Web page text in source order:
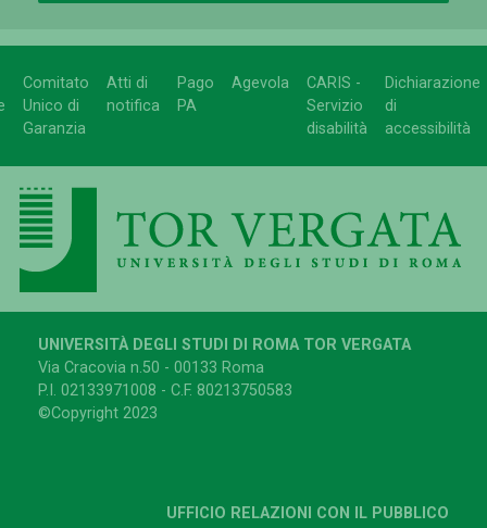
Comitato
Unico di
Garanzia
Atti di
notifica
Pago
PA
Agevola
CARIS -
Servizio
disabilità
Dichiarazione
di
accessibilità
UNIVERSITÀ DEGLI STUDI DI ROMA TOR VERGATA
Via Cracovia n.50 - 00133 Roma
P.I. 02133971008 - C.F. 80213750583
©Copyright 2023
UFFICIO RELAZIONI CON IL PUBBLICO